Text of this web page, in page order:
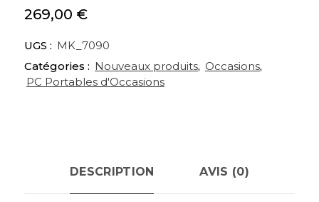
269,00 €
UGS : MK_7090
Catégories : Nouveaux produits, Occasions,
PC Portables d'Occasions
DESCRIPTION AVIS (0)